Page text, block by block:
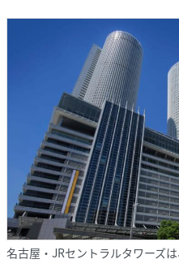
名古屋・JRセントラルタワーズ